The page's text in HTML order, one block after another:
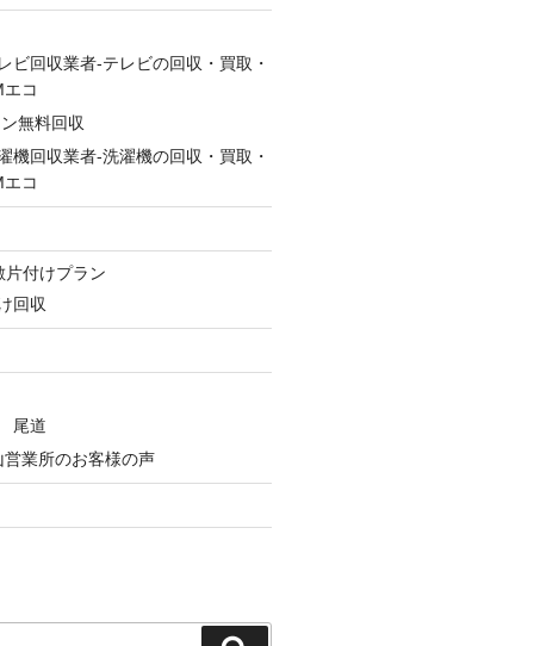
ビ回収業者-テレビの回収・買取・
コ
無料回収
機回収業者-洗濯機の回収・買取・
コ
付けプラン
回収
尾道
業所のお客様の声